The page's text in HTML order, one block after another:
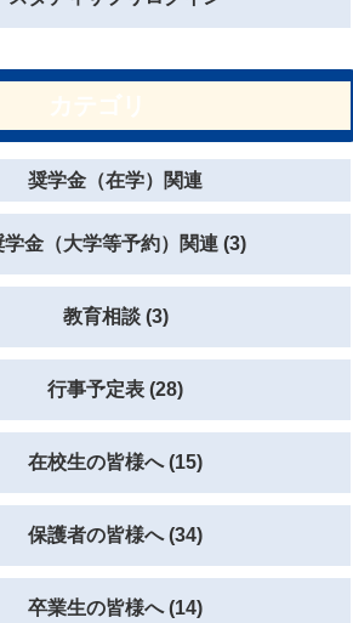
奨学金（在学）関連
学金（大学等予約）関連 (3)
教育相談 (3)
行事予定表 (28)
在校生の皆様へ (15)
保護者の皆様へ (34)
卒業生の皆様へ (14)